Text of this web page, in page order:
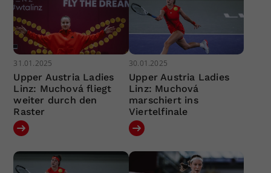
31.01.2025
Upper Austria Ladies
Linz: Muchová fliegt
weiter durch den
Raster
30.01.2025
Upper Austria Ladies
Linz: Muchová
marschiert ins
Viertelfinale